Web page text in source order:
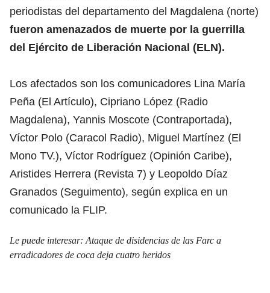
periodistas del departamento del Magdalena (norte)
fueron amenazados de muerte por la guerrilla
del Ejército de Liberación Nacional (ELN).
Los afectados son los comunicadores Lina María
Peña (El Artículo), Cipriano López (Radio
Magdalena), Yannis Moscote (Contraportada),
Víctor Polo (Caracol Radio), Miguel Martínez (El
Mono TV.), Víctor Rodríguez (Opinión Caribe),
Aristides Herrera (Revista 7) y Leopoldo Díaz
Granados (Seguimento), según explica en un
comunicado la FLIP.
Le puede interesar: Ataque de disidencias de las Farc a
erradicadores de coca deja cuatro heridos